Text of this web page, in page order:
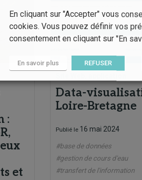
:
et
Data-
Loire-Bretagne
Publié le 16 mai 2024
#base de données
#gestion de cours d'eau
#transfert de l'information
En cliquant sur "Accepter" vous
cookies. Vous pouvez définir vos
consentement en cliquant sur "En
En savoir plus REFUSER